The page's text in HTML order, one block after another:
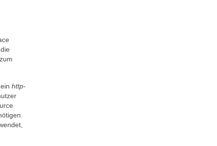
http-